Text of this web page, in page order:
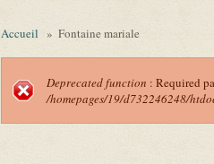
Accueil » Fontaine mariale
Message
Deprecated function : Required
/homepages/19/d732246248/